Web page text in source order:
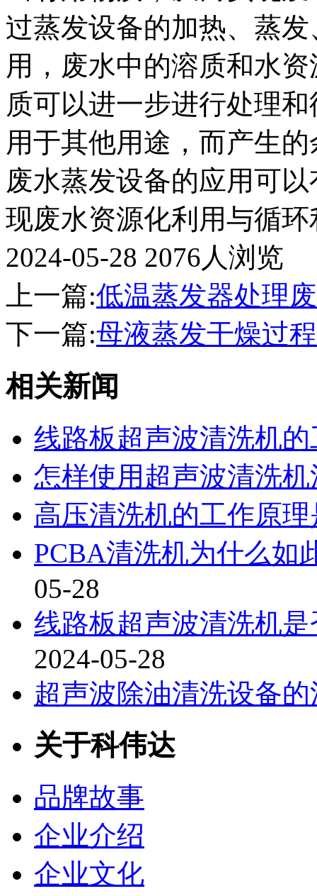
过蒸发设备的加热、蒸
用，废水中的溶质和水
质可以进一步进行处理
用于其他用途，而产生
废水蒸发设备的应用可
现废水资源化利用与循
2024-05-28 2076人浏览
上一篇:低温蒸发器处理
下一篇:母液蒸发干燥过
相关新闻
线路板超声波清洗机
怎样使用超声波清洗
高压清洗机的工作原
PCBA清洗机为什么如
05-28
线路板超声波清洗机
2024-05-28
超声波除油清洗设备
关于科伟达
品牌故事
企业介绍
企业文化